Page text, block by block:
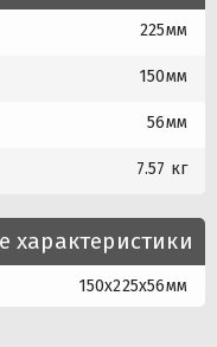
225мм
150мм
56мм
7.57 кг
характеристики
150x225x56мм